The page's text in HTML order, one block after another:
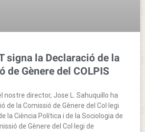
signa la Declaració de la
de Gènere del COLPIS
nostre director, Jose L. Sahuquillo ha
de la Comissió de Gènere del Col·legi
la Ciència Política i de la Sociologia de
de Gènere del Col·legi de